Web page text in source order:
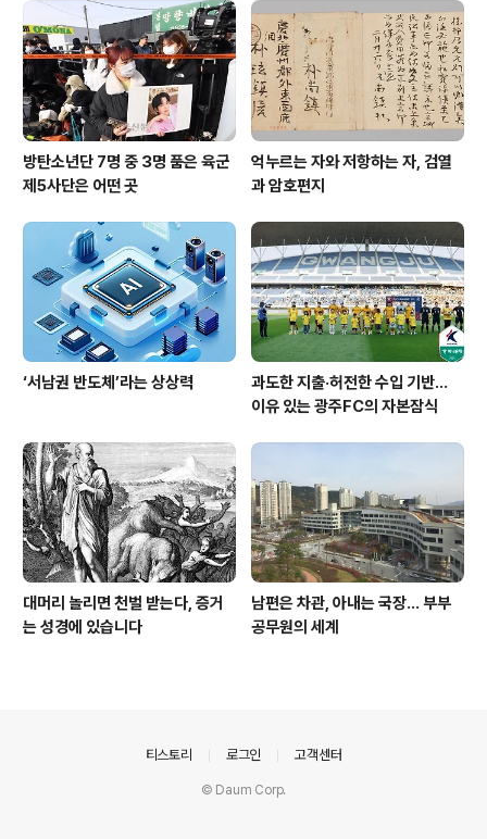
방탄소년단 7명 중 3명 품은 육군
제5사단은 어떤 곳
억누르는 자와 저항하는 자, 검열
과 암호편지
‘서남권 반도체’라는 상상력
과도한 지출·허전한 수입 기반…
이유 있는 광주FC의 자본잠식
대머리 놀리면 천벌 받는다, 증거
는 성경에 있습니다
남편은 차관, 아내는 국장... 부부
공무원의 세계
티스토리 로그인 고객센터
© Daum Corp.